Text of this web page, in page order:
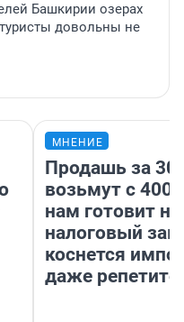
Башкирии озерах
довольны не
МНЕНИЕ
Продашь за
возьмут с
нам готовит
налоговый
коснется
даже